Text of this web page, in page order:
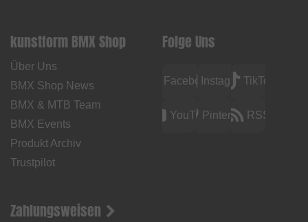
kunstform BMX Shop
Über Uns
BMX Shop News
BMX & MTB Team
BMX Events
Produkt Archiv
Trustpilot
Folge Uns
FacebookInstagramTikTok
YouTubePinterest RSS
Zahlungsweisen